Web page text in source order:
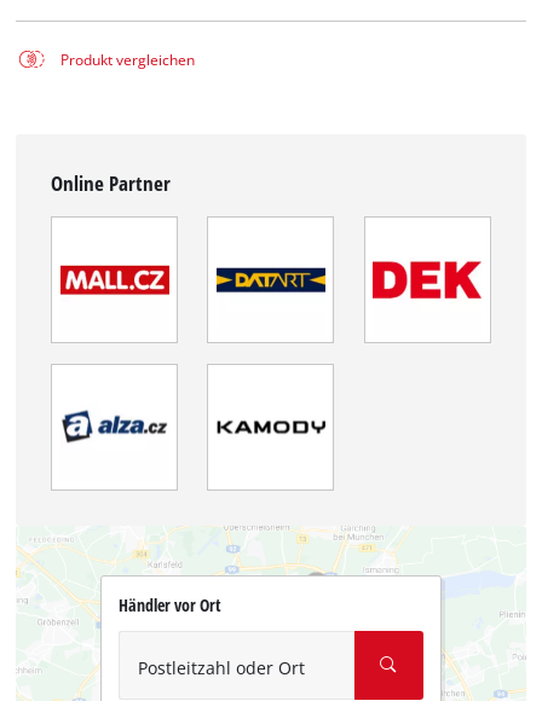
Produkt vergleichen
Online Partner
Händler vor Ort
Postleitzahl oder Ort